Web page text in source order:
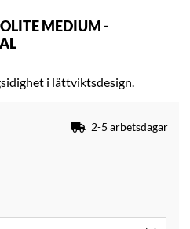
MEDIUM -
i lättviktsdesign.
2-5 arbetsdagar